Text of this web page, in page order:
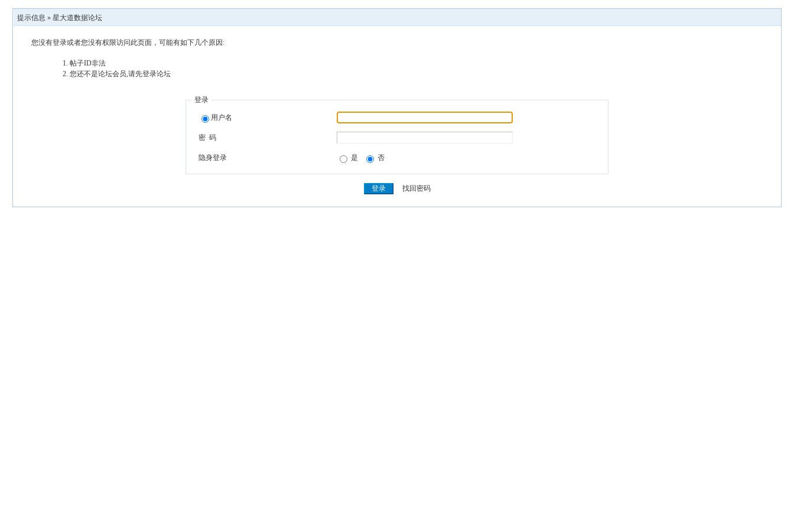
提示信息 » 星大道数据论坛
您没有登录或者您没有权限访问此页面，可能有如下几个原因:
帖子ID非法
您还不是论坛会员,请先登录论坛
登录
用户名
密 码
隐身登录 是 否
找回密码